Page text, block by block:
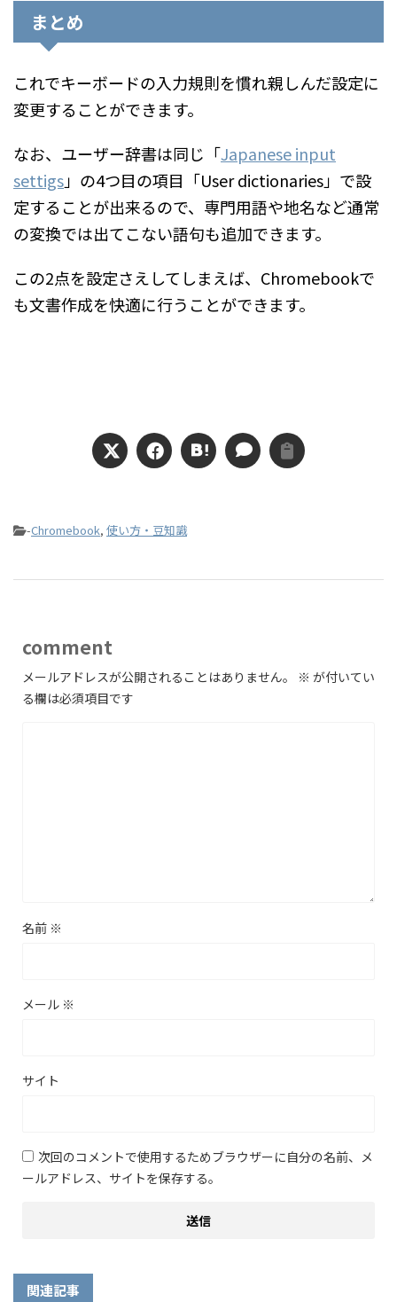
まとめ
これでキーボードの入力規則を慣れ親しんだ設定に
変更することができます。
なお、ユーザー辞書は同じ「Japanese input
settigs」の4つ目の項目「User dictionaries」で設
定することが出来るので、専門用語や地名など通常
の変換では出てこない語句も追加できます。
この2点を設定さえしてしまえば、Chromebookで
も文書作成を快適に行うことができます。
-Chromebook, 使い方・豆知識
comment
メールアドレスが公開されることはありません。 ※ が付いてい
る欄は必須項目です
名前 ※
メール ※
サイト
次回のコメントで使用するためブラウザーに自分の名前、メ
ールアドレス、サイトを保存する。
関連記事